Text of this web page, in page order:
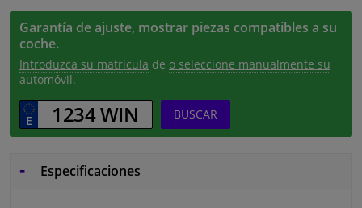
Garantía de ajuste, mostrar piezas compatibles a su
coche.
Introduzca su matrícula de o seleccione manualmente su
automóvil.
BUSCAR
Especificaciones